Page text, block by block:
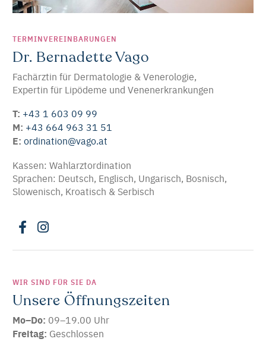
TERMINVEREINBARUNGEN
Dr. Bernadette Vago
Fachärztin für Dermatologie & Venerologie,
Expertin für Lipödeme und Venenerkrankungen
T: +43 1 603 09 99
M: +43 664 963 31 51
E: ordination@vago.at
Kassen: Wahlarztordination
Sprachen: Deutsch, Englisch, Ungarisch, Bosnisch,
Slowenisch, Kroatisch & Serbisch
WIR SIND FÜR SIE DA
Unsere Öffnungszeiten
Mo–Do: 09–19.00 Uhr
Freitag: Geschlossen